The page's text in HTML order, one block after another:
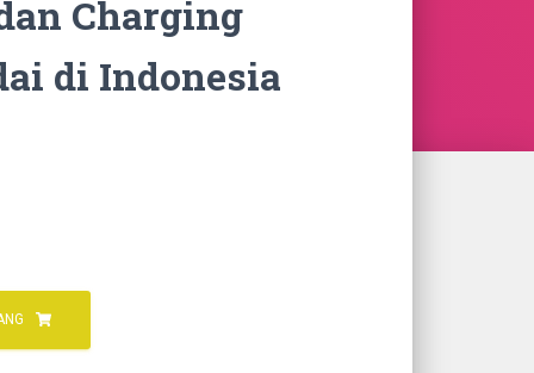
Charging
di Indonesia